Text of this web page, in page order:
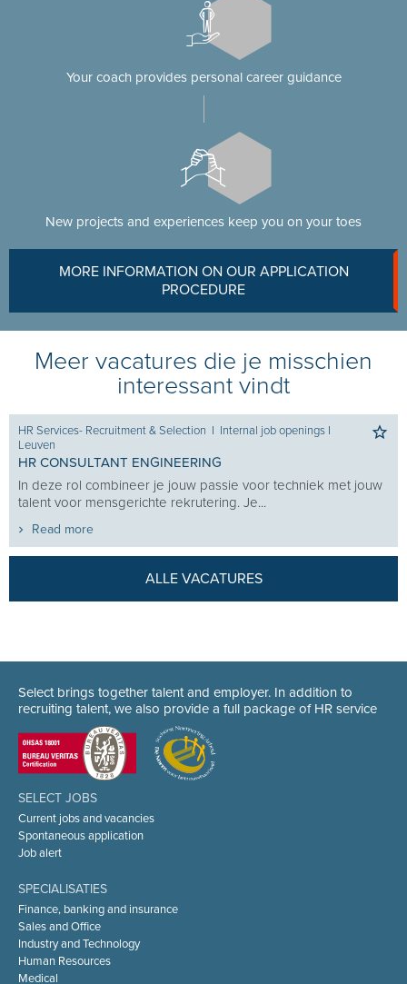
Your coach provides personal career guidance
New projects and experiences keep you on your toes
MORE INFORMATION ON OUR APPLICATION
PROCEDURE
Meer vacatures die je misschien
interessant vindt
HR Services- Recruitment & Selection I Internal job openings I
Leuven
HR CONSULTANT ENGINEERING
In deze rol combineer je jouw passie voor techniek met jouw
talent voor mensgerichte rekrutering. Je...
Read more
ALLE VACATURES
Select brings together talent and employer. In addition to
recruiting talent, we also provide a full package of HR service
SELECT JOBS
Current jobs and vacancies
Spontaneous application
Job alert
SPECIALISATIES
Finance, banking and insurance
Sales and Office
Industry and Technology
Human Resources
Medical